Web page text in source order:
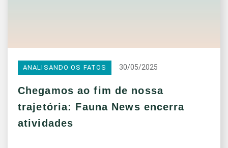
ANALISANDO OS FATOS 30/05/2025
Chegamos ao fim de nossa
trajetória: Fauna News encerra
atividades